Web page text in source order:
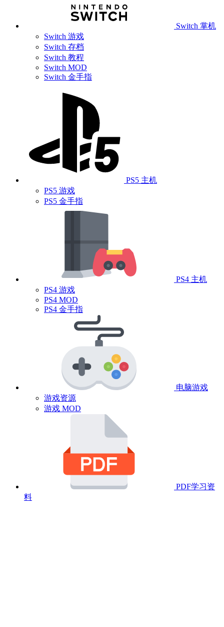
Switch 掌机
Switch 游戏
Switch 存档
Switch 教程
Switch MOD
Switch 金手指
PS5 主机
PS5 游戏
PS5 金手指
PS4 主机
PS4 游戏
PS4 MOD
PS4 金手指
电脑游戏
游戏资源
游戏 MOD
PDF学习资
料